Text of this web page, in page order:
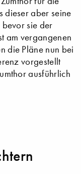
dieser aber seine
sie der
am vergangenen
die Pläne nun bei
vorgestellt
ausführlich